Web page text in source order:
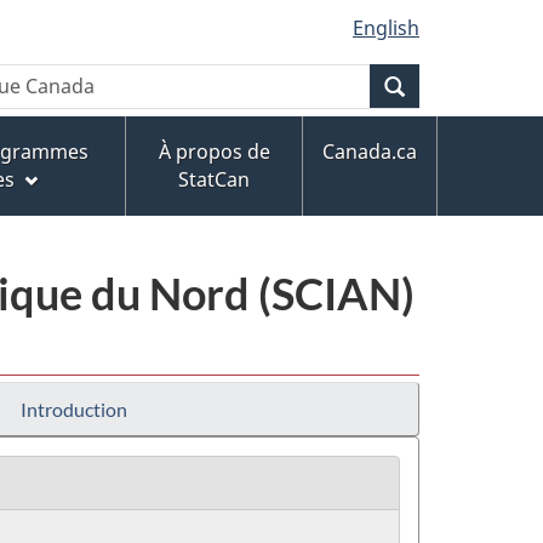
English
À propos de
StatCan
Canada.ca
du Nord (SCIAN)
Introduction